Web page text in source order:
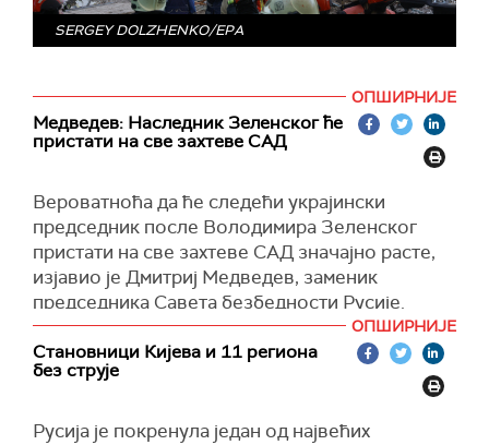
SERGEY DOLZHENKO/EPA
ОПШИРНИЈЕ
Медведев: Наследник Зеленског ће
пристати на све захтеве САД
Вероватноћа да ће следећи украјински
председник после Володимира Зеленског
пристати на све захтеве САД значајно расте,
изјавио је Дмитриј Медведев, заменик
председника Савета безбедности Русије.
Према његовим речима, свака нова особа која
замени садашњег лидера започеће своју
реторику уништавањем наслеђа претходног.
"Ствари су једноставно превише лоше. То
ОПШИРНИЈЕ
Становници Кијева и 11 региона
без струје
Русија је покренула један од највећих